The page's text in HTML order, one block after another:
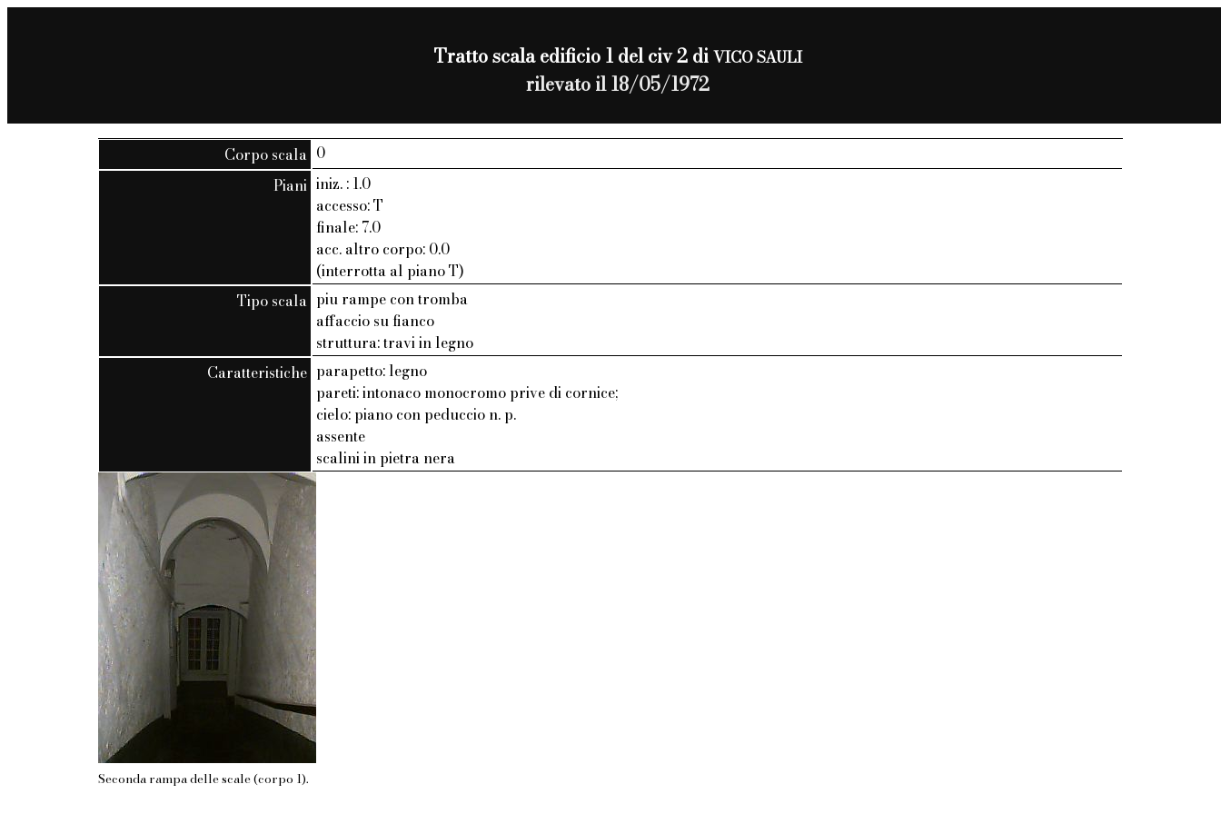
Tratto scala edificio 1 del civ 2 diVICO SAULI
rilevato il 18/05/1972
Corpo scala 0
Piani iniz. : 1.0
accesso: T
finale: 7.0
acc. altro corpo: 0.0
(interrotta al piano T)
Tipo scala piu rampe con tromba
affaccio su fianco
struttura: travi in legno
Caratteristiche parapetto: legno
pareti: intonaco monocromo prive di cornice;
cielo: piano con peduccio n. p.
assente
scalini in pietra nera
Seconda rampa delle scale (corpo 1).